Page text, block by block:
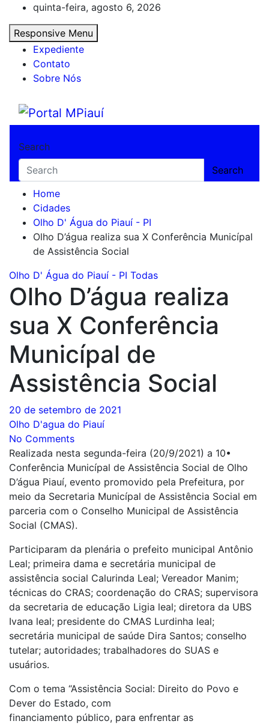
content
quinta-feira, agosto 6, 2026
Responsive Menu
Expediente
Contato
Sobre Nós
Portal MPiauí
Search
Search
Home
Cidades
Olho D' Água do Piauí - PI
Olho D’água realiza sua X Conferência Municípal
de Assistência Social
Olho D' Água do Piauí - PI Todas
Olho D’água realiza
sua X Conferência
Municípal de
Assistência Social
20 de setembro de 2021
Olho D'agua do Piauí
No Comments
Realizada nesta segunda-feira (20/9/2021) a 10•
Conferência Municípal de Assistência Social de Olho
D’água Piauí, evento promovido pela Prefeitura, por
meio da Secretaria Municípal de Assistência Social em
parceria com o Conselho Municipal de Assistência
Social (CMAS).
Participaram da plenária o prefeito municipal Antônio
Leal; primeira dama e secretária municipal de
assistência social Calurinda Leal; Vereador Manim;
técnicas do CRAS; coordenação do CRAS; supervisora
da secretaria de educação Ligia leal; diretora da UBS
Ivana leal; presidente do CMAS Lurdinha leal;
secretária municipal de saúde Dira Santos; conselho
tutelar; autoridades; trabalhadores do SUAS e
usuários.
Com o tema “Assistência Social: Direito do Povo e
Dever do Estado, com
financiamento público, para enfrentar as